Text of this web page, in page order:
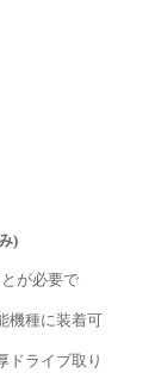
)
が必要で
機種に装着可
ドライブ取り